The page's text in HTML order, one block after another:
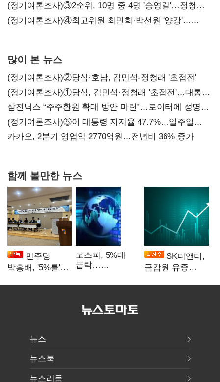
(정기여론조사)③2순위, 10명 중 4명 '송영길'…정청래
'한 자릿수'
(정기여론조사)④최고위원 최민희·박선원 '양강'…
많이 본 뉴스
(정기여론조사)②당심·호남, 김민석-정청래 '초접전'
(정기여론조사)①당심, 김민석·정청래 '초접전'…대통령
지지도 '50% 아래로'(종합)
삼전닉스 “주주환원 확대 방안 마련”…로이터에 성명
보내
(정기여론조사)⑤이 대통령 지지율 47.7%…일주일
만에 다시 40%대
카카오, 2분기 영업익 2770억원…전년비 36% 증가
함께 볼만한 뉴스
민주당
박홍배, '5%룰'
법제화 추진
코스피, 5%대
급락…
발동
SK디앤디,
금감원 유증
상한가
뉴스
뉴스북
뉴스리듬